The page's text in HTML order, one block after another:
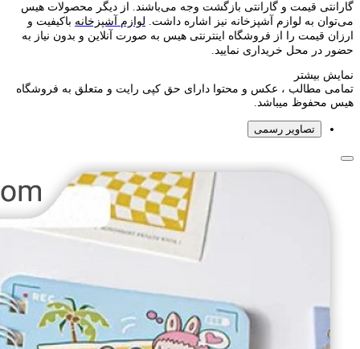
گارانتی قیمت و گارانتی بازگشت وجه می‌باشند. از دیگر محصولات هیس
می‌توان به لوازم آشپزخانه نیز اشاره داشت. لوازم آشپزخانه باکیفیت و
ارزان قیمت را از فروشگاه اینترنتی هیس به صورت آنلاین و بدون نیاز به
حضور در محل خریداری نمایید.
نمایش بیشتر
تمامی مطالب ، عکس و محتوا دارای حق کپی رایت و متعلق به فروشگاه
هیس محفوظ میباشد.
تصاویر رسمی